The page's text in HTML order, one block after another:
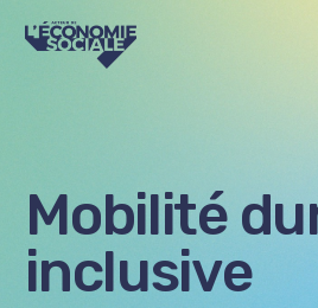
Mobilité
inclusive